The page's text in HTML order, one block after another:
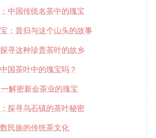
中国传统名茶中的瑰宝
：昔归与这个山头的故事
寻这种珍贵茶叶的故乡
国茶叶中的瑰宝吗？
解密新会茶业的瑰宝
探寻乌石镇的茶叶秘密
民族的传统茶文化